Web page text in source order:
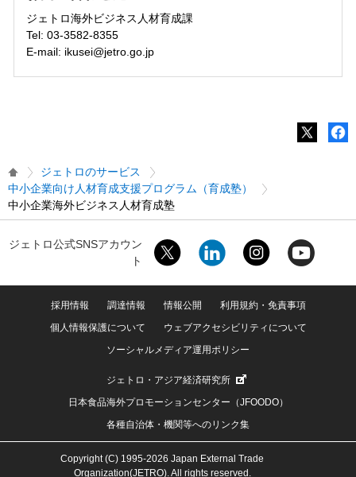
ジェトロ海外ビジネス人材育成課
Tel: 03-3582-8355
E-mail: ikusei@jetro.go.jp
ジェトロのサービス
中小企業向け人材育成支援プログラム（育成塾）
中⼩企業海外ビジネス⼈材育成塾
ジェトロ公式SNSアカウン
ト
採用情報 調達情報 情報公開
利用規約・免責事項
個人情報保護について
ウェブアクセシビリティについて
ソーシャルメディア運用ポリシー
ジェトロ・アジア経済研究所
日本食品海外プロモーションセンター（JFOODO）
各種自治体・機関等へのリンク集
Copyright (C) 1995-2026 Japan External Trade
Organization(JETRO). All rights reserved.